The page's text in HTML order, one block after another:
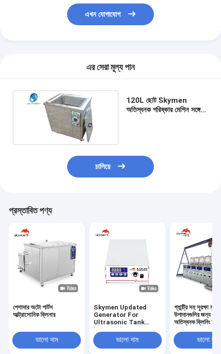
এখন যোগাযোগ
এর সেরা মূল্য পান
120L ছোট Skymen
অতিস্বনক পরিষ্কার মেশিন সঙ্গে
চালিয়ে
প্রস্তাবিত পণ্য
পেশাদার অটো পার্টস
আল্ট্রাসোনিক ক্লিনার
ভালো দাম
Skymen Updated
Generator For
Ultrasonic Tank
Transducer Box
KG1800-V
ভালো দাম
গ্যান্ট্রি সহ সুরক্ষা
উপাদানগুলির জন্য 4
অতিস্বনক ক্লিনিং
ভালো দাম